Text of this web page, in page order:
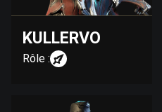
KULLERVO
Rôle :